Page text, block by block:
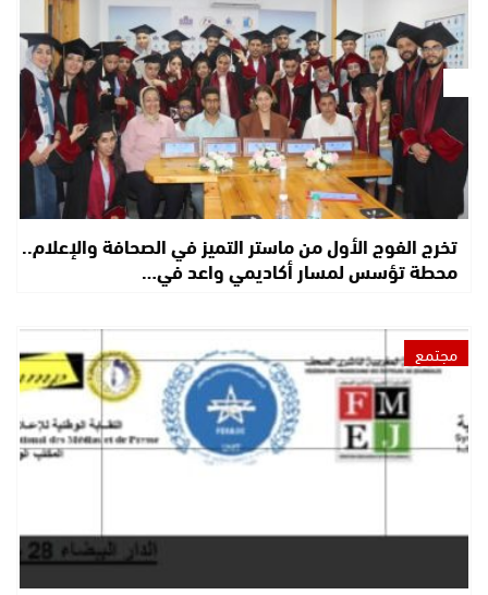
تخرج الفوج الأول من ماستر التميز في الصحافة والإعلام..
محطة تؤسس لمسار أكاديمي واعد في…
مجتمع